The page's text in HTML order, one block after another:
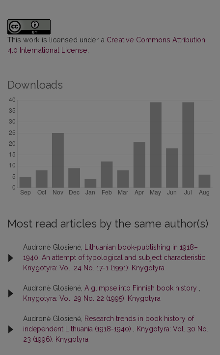
This work is licensed under a Creative Commons Attribution
4.0 International License
Downloads
Most read articles by the same author(s)
Audronė Glosienė, Lithuanian book-publishing in 1918–
1940: An attempt of typological and subject characteristic ,
Knygotyra: Vol. 24 No. 17-1 (1991): Knygotyra
Audronė Glosienė, A glimpse into Finnish book history ,
Knygotyra: Vol. 29 No. 22 (1995): Knygotyra
Audronė Glosienė, Research trends in book history of
independent Lithuania (1918-1940) , Knygotyra: Vol. 30 No.
23 (1996): Knygotyra